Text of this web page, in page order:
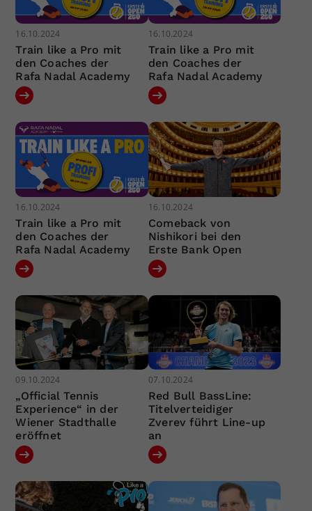
16.10.2024
Train like a Pro mit
den Coaches der
Rafa Nadal Academy
16.10.2024
Train like a Pro mit
den Coaches der
Rafa Nadal Academy
16.10.2024
Train like a Pro mit
den Coaches der
Rafa Nadal Academy
16.10.2024
Comeback von
Nishikori bei den
Erste Bank Open
09.10.2024
„Official Tennis
Experience“ in der
Wiener Stadthalle
eröffnet
07.10.2024
Red Bull BassLine:
Titelverteidiger
Zverev führt Line-up
an